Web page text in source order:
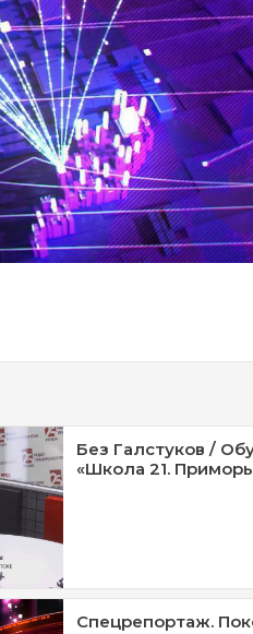
Без Галстуков /
«Школа 21.
Спецрепортаж.